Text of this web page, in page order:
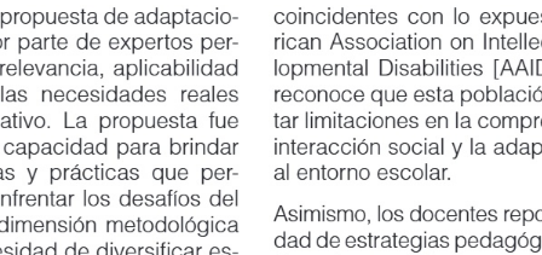
de adaptacio
-
de expertos per
-
aplicabilidad
las
necesidades
reales
La propuesta fue
para brindar
prácticas que per
-
los desafíos del
metodológica
de diversificar es
-
coincidentes con lo expuesto
rican Association on
lopmental Disabilities
reconoce que esta población
tar limitaciones en la
interacción social y la
al entorno escolar.
Asimismo, los docentes
dad de estrategias